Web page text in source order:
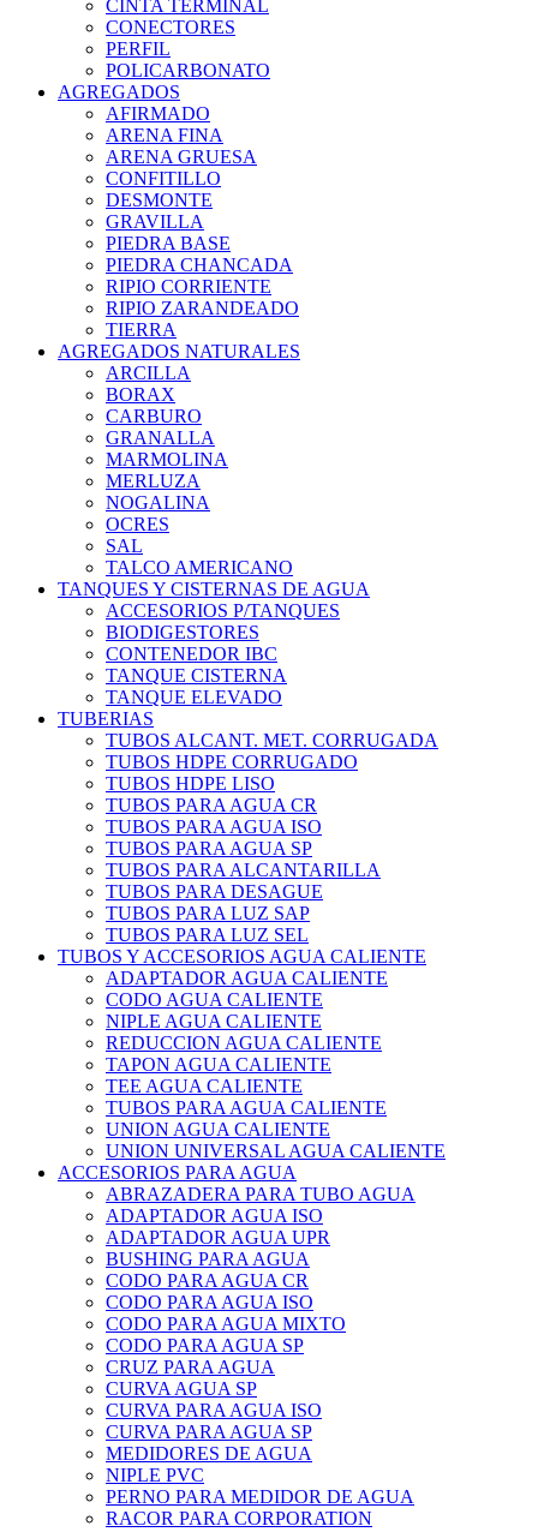
CINTA TERMINAL
CONECTORES
PERFIL
POLICARBONATO
AGREGADOS
AFIRMADO
ARENA FINA
ARENA GRUESA
CONFITILLO
DESMONTE
GRAVILLA
PIEDRA BASE
PIEDRA CHANCADA
RIPIO CORRIENTE
RIPIO ZARANDEADO
TIERRA
AGREGADOS NATURALES
ARCILLA
BORAX
CARBURO
GRANALLA
MARMOLINA
MERLUZA
NOGALINA
OCRES
SAL
TALCO AMERICANO
TANQUES Y CISTERNAS DE AGUA
ACCESORIOS P/TANQUES
BIODIGESTORES
CONTENEDOR IBC
TANQUE CISTERNA
TANQUE ELEVADO
TUBERIAS
TUBOS ALCANT. MET. CORRUGADA
TUBOS HDPE CORRUGADO
TUBOS HDPE LISO
TUBOS PARA AGUA CR
TUBOS PARA AGUA ISO
TUBOS PARA AGUA SP
TUBOS PARA ALCANTARILLA
TUBOS PARA DESAGUE
TUBOS PARA LUZ SAP
TUBOS PARA LUZ SEL
TUBOS Y ACCESORIOS AGUA CALIENTE
ADAPTADOR AGUA CALIENTE
CODO AGUA CALIENTE
NIPLE AGUA CALIENTE
REDUCCION AGUA CALIENTE
TAPON AGUA CALIENTE
TEE AGUA CALIENTE
TUBOS PARA AGUA CALIENTE
UNION AGUA CALIENTE
UNION UNIVERSAL AGUA CALIENTE
ACCESORIOS PARA AGUA
ABRAZADERA PARA TUBO AGUA
ADAPTADOR AGUA ISO
ADAPTADOR AGUA UPR
BUSHING PARA AGUA
CODO PARA AGUA CR
CODO PARA AGUA ISO
CODO PARA AGUA MIXTO
CODO PARA AGUA SP
CRUZ PARA AGUA
CURVA AGUA SP
CURVA PARA AGUA ISO
CURVA PARA AGUA SP
MEDIDORES DE AGUA
NIPLE PVC
PERNO PARA MEDIDOR DE AGUA
RACOR PARA CORPORATION